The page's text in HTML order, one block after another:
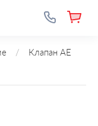
/
Клапан AE